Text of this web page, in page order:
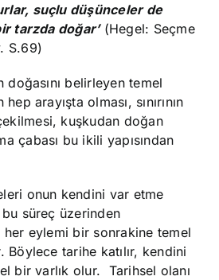
suçlu düşünceler de
tarzda doğar’(Hegel: Seçme
S.69)
doğasını belirleyen temel
arayışta olması, sınırının
kuşkudan doğan
çabası bu ikili yapısından
onun kendini var etme
süreç üzerinden
eylemi bir sonrakine temel
tarihe katılır, kendini
bir varlık olur. Tarihsel olanı